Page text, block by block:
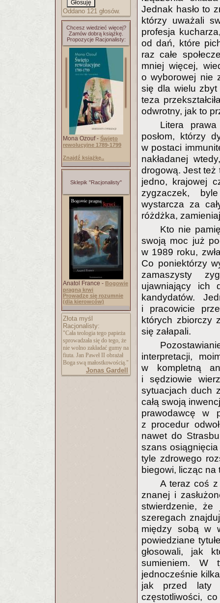
Oddano 121 głosów.
Chcesz wiedzieć więcej?
Zamów dobrą książkę.
Propozycje Racjonalisty:
Mona Ozouf - Święto
rewolucyjne 1789-1799
Znajdź książkę..
Sklepik "Racjonalisty"
Anatol France - Bogowie
pragną krwi
Prowadzę się rozumnie
(dla kierowców)
Złota myśl
Racjonalisty:
"Cała teologia tego papieża
sprowadzała się do tego, że
nie wolno zakładać gumy na
fiuta. Jan Paweł II obrażał
Boga swą małostkowością."
Jonas Gardell
Jednak hasło to
którzy uważali
profesja
od dań, które
raz całe
mniej więcej,
o wyborowej nie
się dla wielu
teza
odwrotny, jak to
Litera
posłom, którzy
w postaci
nakładanej
drogową. Jest też
jedno, krajowej
zygzaczek,
wystarcza za
różdżka,
Kto nie
swoją moc już
w 1989 roku,
Co poniektórzy
zamaszysty
ujawniający ich
kandydatów.
i pracowicie
których zbiorczy
się załapali.
interpretacji,
w kompletną
i sędziowie
sytuacjach duch
całą swoją
prawodawcę w
z procedur
nawet do
szans
tyle zdrowego
biegowi, licząc
A teraz coś z
znanej i
stwierdzenie,
szeregach
między sobą w
powiedziane
głosowali, jak
sumieniem. W
jednocześnie
jak przed laty
częstotliwości,